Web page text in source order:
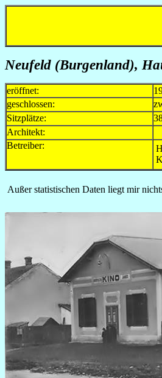
Neufeld (Burgenland),
eröffnet:
geschlossen:
Sitzplätze:
Architekt:
Betreiber:
Außer statistischen Daten liegt mir